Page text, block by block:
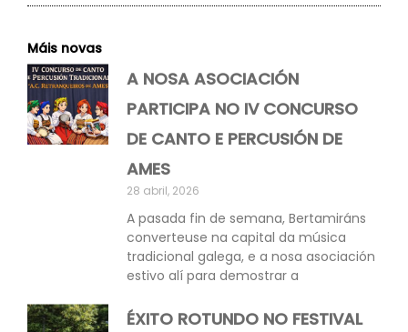
Máis novas
A NOSA ASOCIACIÓN
PARTICIPA NO IV CONCURSO
DE CANTO E PERCUSIÓN DE
AMES
28 abril, 2026
A pasada fin de semana, Bertamiráns
converteuse na capital da música
tradicional galega, e a nosa asociación
estivo alí para demostrar a
ÉXITO ROTUNDO NO FESTIVAL